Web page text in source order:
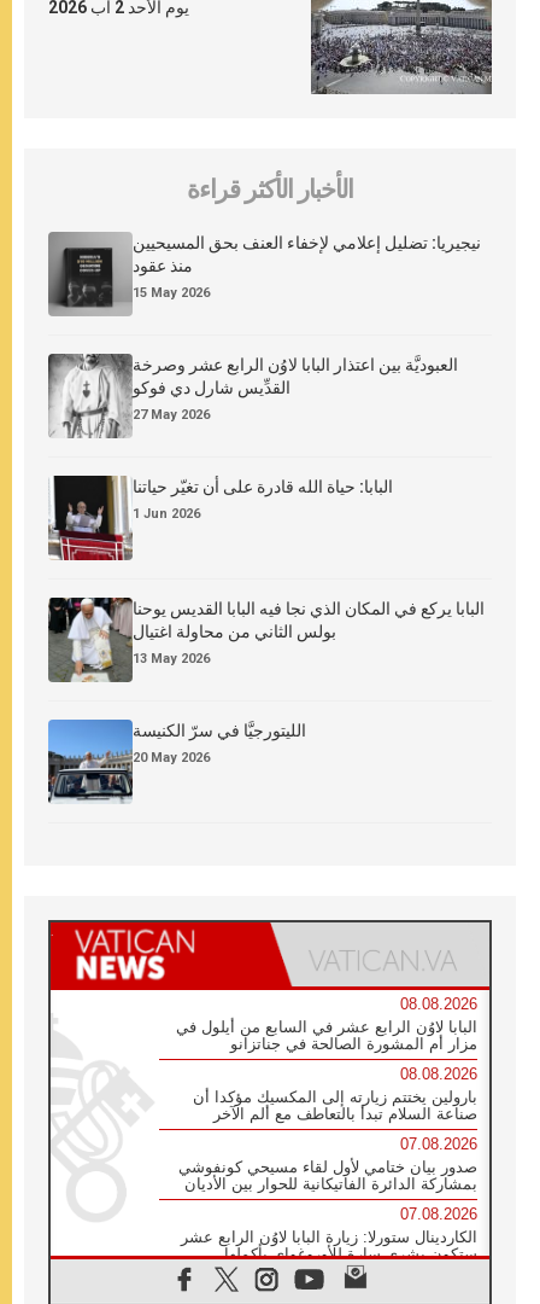
يوم الأحد 2 آب 2026
الأخبار الأكثر قراءة
نيجيريا: تضليل إعلامي لإخفاء العنف بحق المسيحيين
منذ عقود
15 May 2026
العبوديَّة بين اعتذار البابا لاوُن الرابع عشر وصرخة
القدِّيس شارل دي فوكو
27 May 2026
البابا: حياة الله قادرة على أن تغيّر حياتنا
1 Jun 2026
البابا يركع في المكان الذي نجا فيه البابا القديس يوحنا
بولس الثاني من محاولة اغتيال
13 May 2026
الليتورجيَّا في سرّ الكنيسة
20 May 2026
08.08.2026
البابا لاوُن الرابع عشر في السابع من أيلول في
مزار أم المشورة الصالحة في جناتزانو
08.08.2026
بارولين يختتم زيارته إلى المكسيك مؤكدا أن
صناعة السلام تبدأ بالتعاطف مع ألم الآخر
07.08.2026
صدور بيان ختامي لأول لقاء مسيحي كونفوشي
بمشاركة الدائرة الفاتيكانية للحوار بين الأديان
07.08.2026
الكاردينال ستورلا: زيارة البابا لاوُن الرابع عشر
ستكون بشرى سارة للأوروغواي بأكملها